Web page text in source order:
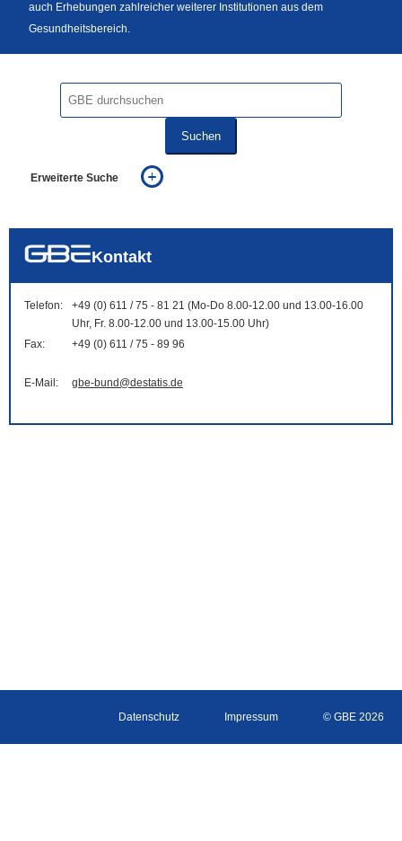
auch Erhebungen zahlreicher weiterer Institutionen aus dem
Gesundheitsbereich.
Suchen
Erweiterte Suche
auch in allen Texten suchen (Volltextsuche)
Kontakt
Telefon:
+49 (0) 611 / 75 - 81 21 (Mo-Do 8.00-12.00 und 13.00-16.00
Uhr, Fr. 8.00-12.00 und 13.00-15.00 Uhr)
Fax:
+49 (0) 611 / 75 - 89 96
E-Mail: gbe-bund@destatis.de
Datenschutz Impressum © GBE 2026